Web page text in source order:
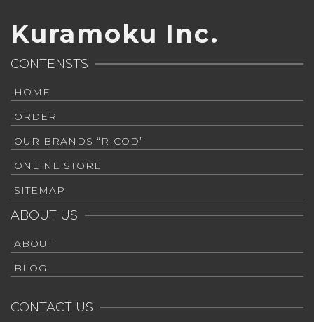
Kuramoku Inc.
CONTENSTS
HOME
ORDER
OUR BRANDS “RICOD”
ONLINE STORE
SITEMAP
ABOUT US
ABOUT
BLOG
CONTACT US